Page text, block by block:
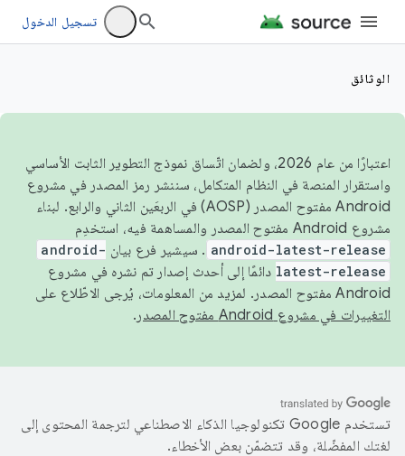
تسجيل الدخول
الوثائق
اعتبارًا من عام 2026، ولضمان اتّساق نموذج التطوير الثابت الأساسي
واستقرار المنصة في النظام المتكامل، سننشر رمز المصدر في مشروع
Android مفتوح المصدر (AOSP) في الربعَين الثاني والرابع. لبناء
مشروع Android مفتوح المصدر والمساهمة فيه، استخدِم
android-latest-release . سيشير فرع بيان android-
latest-release دائمًا إلى أحدث إصدار تم نشره في مشروع
Android مفتوح المصدر. لمزيد من المعلومات، يُرجى الاطّلاع على
التغييرات في مشروع Android مفتوح المصدر
.
تستخدم Google تكنولوجيا الذكاء الاصطناعي لترجمة المحتوى إلى
لغتك المفضّلة، وقد تتضمّن بعض الأخطاء.